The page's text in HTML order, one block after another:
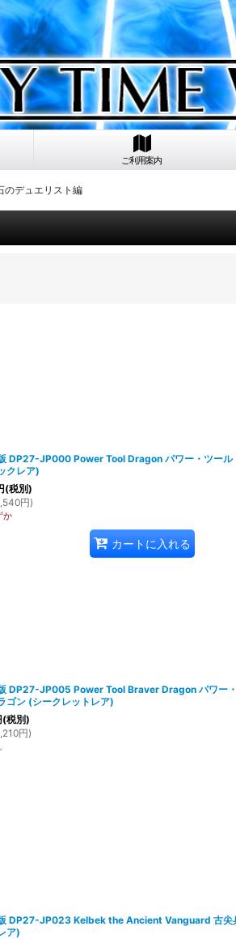
ご利用案内
のデュエリスト編
DP27-JP000 Power Tool Dragon パワー・ツール
クレア)
(税別)
円)
か
カートに入れる
DP27-JP005 Power Tool Braver Dragon パワー
ゴン (シークレットレア)
(税別)
円)
DP27-JP023 Kelbek the Ancient Vanguard 古尖
ア)